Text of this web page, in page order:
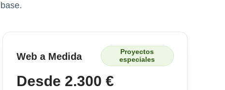
Web a Medida
Proyectos
especiales
Desde 2.300 €